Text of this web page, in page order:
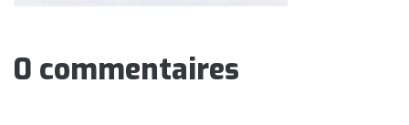
0 commentaires